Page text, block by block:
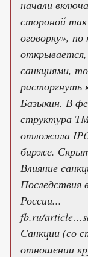
начали
стороной
оговорку»,
санкциями,
расторгнуть
Базыкин. В
структура
отложила
бирже.
Влияние
Последствия
России...
fb.ru/
Санкции (со
отношении